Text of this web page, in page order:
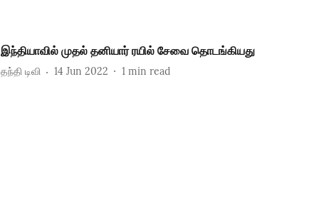
இந்தியாவில் முதல் தனியார் ரயில் சேவை தொடங்கியது
தந்தி டிவி 14 Jun 2022 1 min read